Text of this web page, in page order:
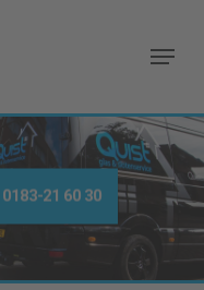
Menu
0183-21 60 30